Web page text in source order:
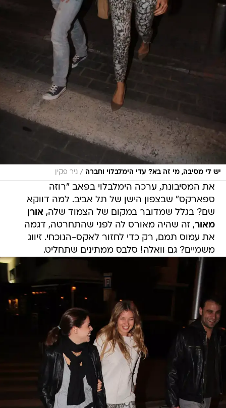
יש לי מסיבה, מי זה בא? עדי הימלבלוי וחברה / ניר פקין
את המסיבונת, ערכה הימלבלוי בפאב "רוזה
ספארקס" שבצפון הישן של תל אביב. למה דווקא
שם? בגלל שמדובר במקום של הצמוד שלה, אורן
מאור, זה שהיה מאורס לה לפני שהתחרטה, דגמה
את עמוס תמם, רק כדי לחזור לאקס-הנוכחי. זיווג
משמיים? גם וואלה! סלבס ממתינים שתחליט.